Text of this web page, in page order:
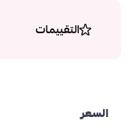
التقييمات
السعر